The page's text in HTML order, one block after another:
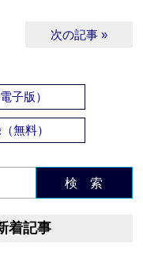
次の記事 »
子版）
無料）
検 索
着記事